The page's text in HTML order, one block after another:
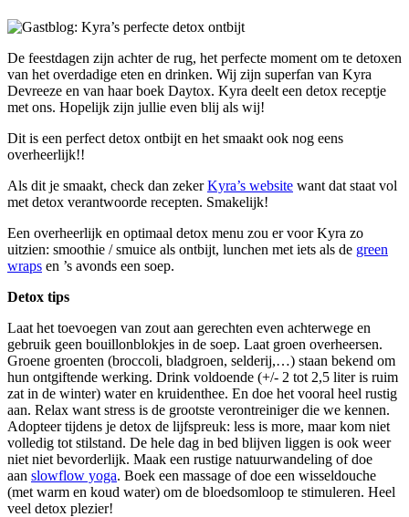
De feestdagen zijn achter de rug, het perfecte moment om te detoxen
van het overdadige eten en drinken. Wij zijn superfan van Kyra
Devreeze en van haar boek Daytox. Kyra deelt een detox receptje
met ons. Hopelijk zijn jullie even blij als wij!
Dit is een perfect detox ontbijt en het smaakt ook nog eens
overheerlijk!!
Als dit je smaakt, check dan zekerKyra’s website want dat staat vol
met detox verantwoorde recepten. Smakelijk!
Een overheerlijk en optimaal detox menu zou er voor Kyra zo
uitzien: smoothie / smuice als ontbijt, lunchen met iets als de green
wraps en ’s avonds een soep.
Detox tips
Laat het toevoegen van zout aan gerechten even achterwege en
gebruik geen bouillonblokjes in de soep. Laat groen overheersen.
Groene groenten (broccoli, bladgroen, selderij,…) staan bekend om
hun ontgiftende werking. Drink voldoende (+/- 2 tot 2,5 liter is ruim
zat in de winter) water en kruidenthee. En doe het vooral heel rustig
aan. Relax want stress is de grootste verontreiniger die we kennen.
Adopteer tijdens je detox de lijfspreuk: less is more, maar kom niet
volledig tot stilstand. De hele dag in bed blijven liggen is ook weer
niet niet bevorderlijk. Maak een rustige natuurwandeling of doe
aan slowflow yoga. Boek een massage of doe een wisseldouche
(met warm en koud water) om de bloedsomloop te stimuleren. Heel
veel detox plezier!